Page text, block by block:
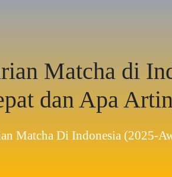
Matcha di
dan Apa
Matcha Di Indonesia (2025-